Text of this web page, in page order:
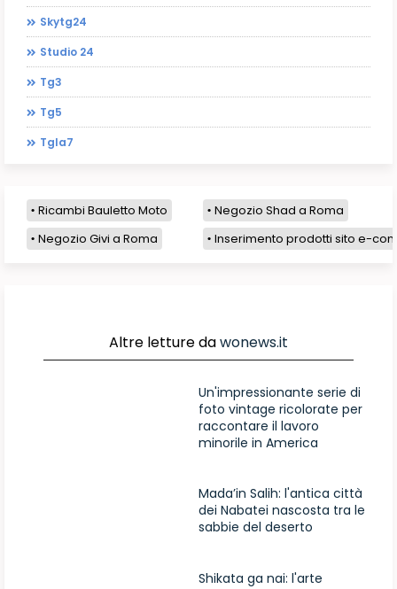
Skytg24
Studio 24
Tg3
Tg5
Tgla7
Ricambi Bauletto Moto
Negozio Shad a Roma
Negozio Givi a Roma
Inserimento prodotti sito e-
Altre letture dawonews.it
Un'impressionante serie di
foto vintage ricolorate per
raccontare il lavoro
minorile in America
Mada’in Salih: l'antica città
dei Nabatei nascosta tra le
sabbie del deserto
Shikata ga nai: l'arte